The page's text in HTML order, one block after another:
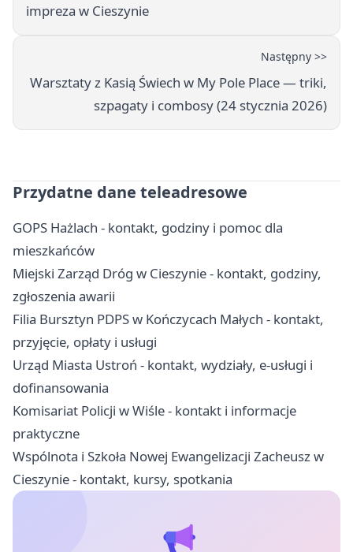
impreza w Cieszynie
Następny >>
Warsztaty z Kasią Świech w My Pole Place — triki,
szpagaty i combosy (24 stycznia 2026)
Przydatne dane teleadresowe
GOPS Hażlach - kontakt, godziny i pomoc dla
mieszkańców
Miejski Zarząd Dróg w Cieszynie - kontakt, godziny,
zgłoszenia awarii
Filia Bursztyn PDPS w Kończycach Małych - kontakt,
przyjęcie, opłaty i usługi
Urząd Miasta Ustroń - kontakt, wydziały, e-usługi i
dofinansowania
Komisariat Policji w Wiśle - kontakt i informacje
praktyczne
Wspólnota i Szkoła Nowej Ewangelizacji Zacheusz w
Cieszynie - kontakt, kursy, spotkania